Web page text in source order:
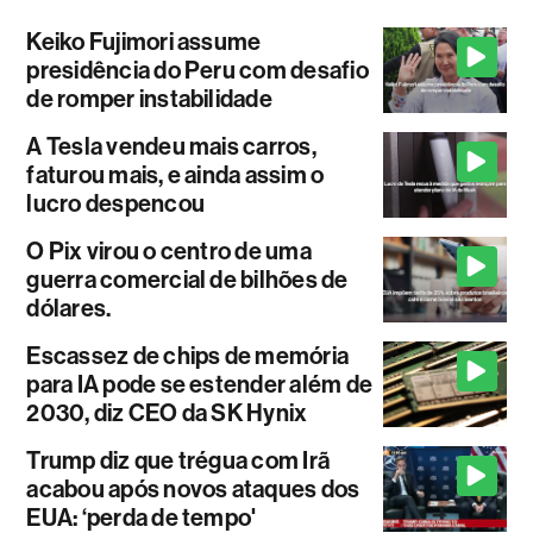
Keiko Fujimori assume
presidência do Peru com desafio
de romper instabilidade
A Tesla vendeu mais carros,
faturou mais, e ainda assim o
lucro despencou
O Pix virou o centro de uma
guerra comercial de bilhões de
dólares.
Escassez de chips de memória
para IA pode se estender além de
2030, diz CEO da SK Hynix
Trump diz que trégua com Irã
acabou após novos ataques dos
EUA: ‘perda de tempo'